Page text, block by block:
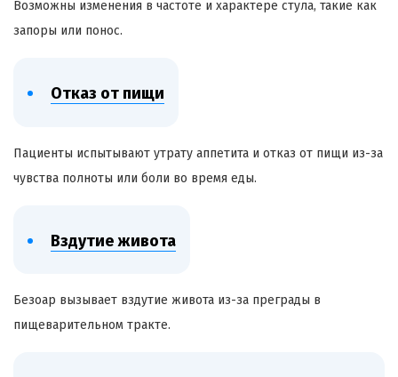
Возможны изменения в частоте и характере стула, такие как
запоры или понос.
Отказ от пищи
Пациенты испытывают утрату аппетита и отказ от пищи из-за
чувства полноты или боли во время еды.
Вздутие живота
Безоар вызывает вздутие живота из-за преграды в
пищеварительном тракте.